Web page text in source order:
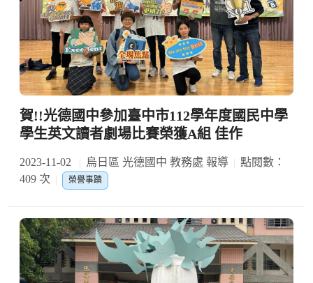
賀!!光德國中參加臺中市112學年度國民中學
學生英文讀者劇場比賽榮獲A組 佳作
2023-11-02 烏日區 光德國中 教務處 報導
點閱數：
409 次
榮譽事蹟